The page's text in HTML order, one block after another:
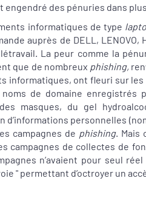
engendré des pénuries dans
informatiques de type
auprès de DELL,
La peur comme la
que de nombreux phishing,
informatiques, ont fleuri sur les
de domaine enregistrés
masques, du gel
d’informations personnelles
campagnes de phishing. Mais
campagnes de collectes de
n’avaient pour seul
" permettant d’octroyer un